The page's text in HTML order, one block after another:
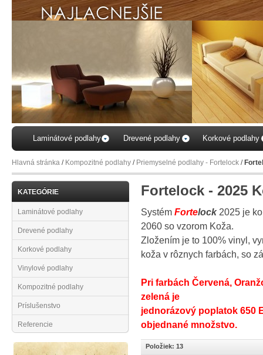
Laminátové podlahy Drevené podlahy Korkové podlahy
Hlavná stránka / Kompozitné podlahy / Priemyselné podlahy - Fortelock /
KATEGÓRIE
Laminátové podlahy
Drevené podlahy
Korkové podlahy
Vinylové podlahy
Kompozitné podlahy
Príslušenstvo
Referencie
Fortelock - 2025
Systém Fortelock2025 je
2060 so vzorom Koža.
Zložením je to 100% vinyl,
koža v rôznych farbách, so
Pri farbách Červená,
zelená je
jednorázový poplatok 650
objednané množstvo.
Položiek: 13